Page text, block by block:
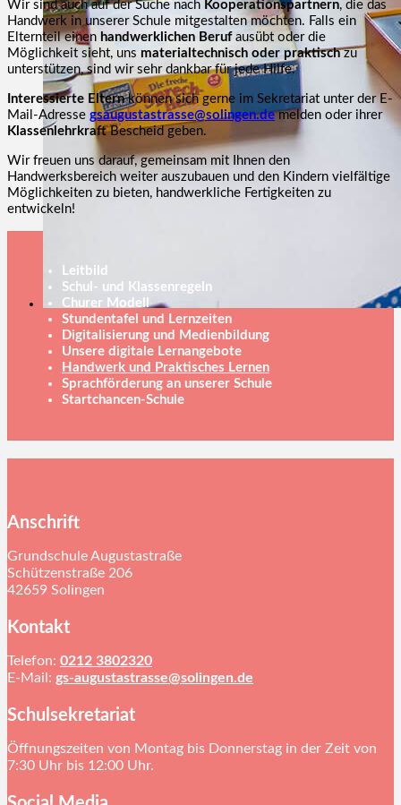
Wir sind auch auf der Suche nach Kooperationspartnern, die das
Handwerk in unserer Schule mitgestalten möchten. Falls ein
Elternteil einen handwerklichen Berufausübt oder die
Möglichkeit sieht, uns materialtechnisch oder praktischzu
unterstützen, sind wir sehr dankbar für jede Hilfe.
Interessierte Elternkönnen sich gerne im Sekretariat unter der E-
Mail-Adresse gsaugustastrasse@solingen.demelden oder ihrer
KlassenlehrkraftBescheid geben.
Wir freuen uns darauf, gemeinsam mit Ihnen den
Handwerksbereich weiter auszubauen und den Kindern vielfältige
Möglichkeiten zu bieten, handwerkliche Fertigkeiten zu
entwickeln!
Leitbild
Schul- und Klassenregeln
Churer Modell
Stundentafel und Lernzeiten
Digitalisierung und Medienbildung
Unsere digitale Lernangebote
Handwerk und Praktisches Lernen
Sprachförderung an unserer Schule
Startchancen-Schule
Anschrift
Grundschule Augustastraße
Schützenstraße 206
42659 Solingen
Kontakt
Telefon: 0212 3802320
E-Mail: gs-augustastrasse@solingen.de
Schulsekretariat
Öffnungszeiten von Montag bis Donnerstag in der Zeit von
7:30 Uhr bis 12:00 Uhr.